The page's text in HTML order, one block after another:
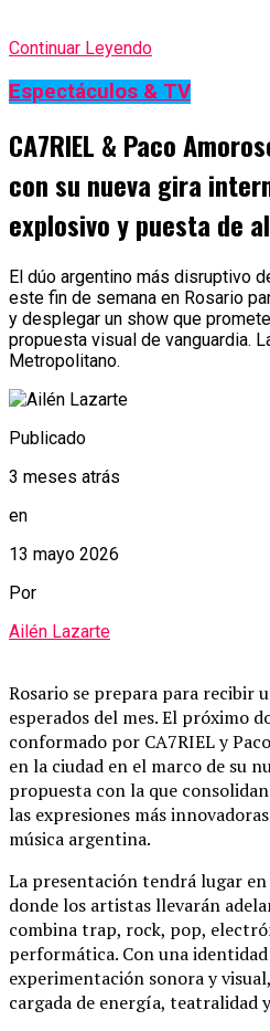
Continuar Leyendo
Espectáculos & TV
CA7RIEL & Paco
con su nueva gira
explosivo y puesta de
El dúo argentino más disruptivo
este fin de semana en Rosario
y desplegar un show que
propuesta visual de vanguardia.
Metropolitano.
Publicado
3 meses atrás
en
13 mayo 2026
Por
Ailén Lazarte
Rosario se prepara para recibir
esperados del mes. El próximo
conformado por CA7RIELy
en la ciudad en el marco de su
propuesta con la que
las expresiones más
música argentina.
La presentación tendrá lugar
donde los artistas llevarán
combina trap, rock, pop,
performática. Con una
experimentación sonora y
cargada de energía, teatralidad